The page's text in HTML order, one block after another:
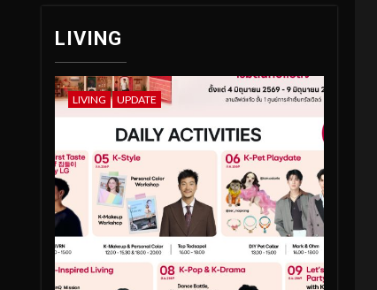
LIVING
LIVING UPDATE